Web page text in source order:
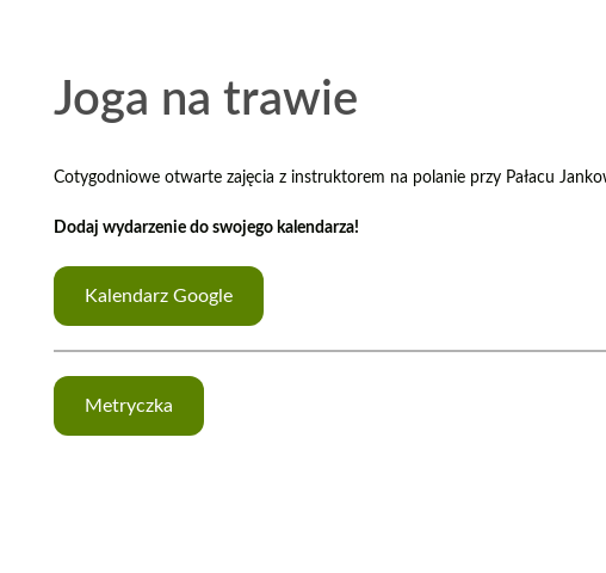
Joga na trawie
Cotygodniowe otwarte zajęcia z instruktorem na polanie przy Pałacu
Dodaj wydarzenie do swojego kalendarza!
Kalendarz Google
Metryczka